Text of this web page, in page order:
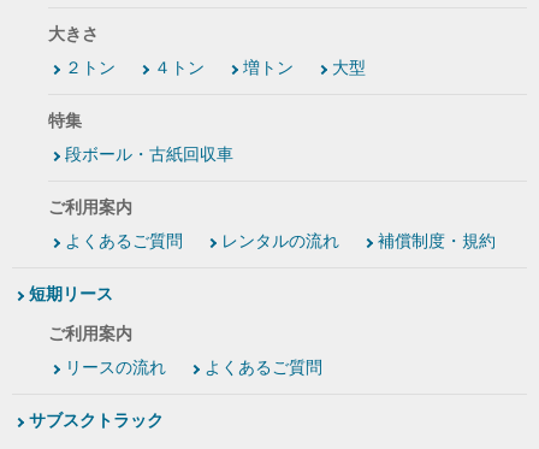
大きさ
２トン
４トン 増トン 大型
特集
段ボール・古紙回収車
ご利用案内
よくあるご質問
レンタルの流れ 補償制度・規約
短期リース
ご利用案内
リースの流れ
よくあるご質問
サブスクトラック